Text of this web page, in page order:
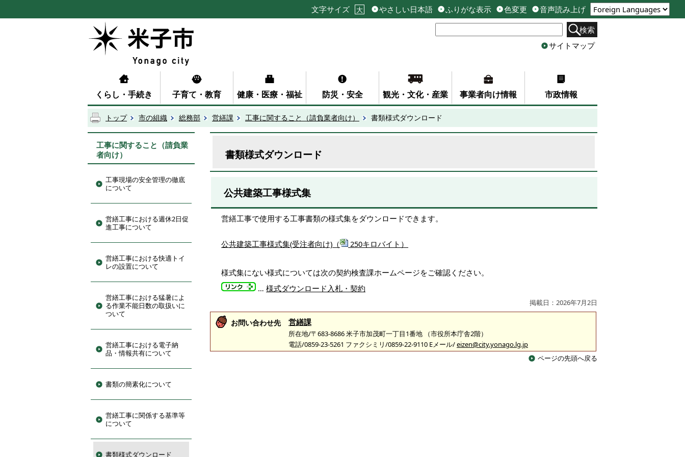
文字サイズ 大 やさしい日本語 ふりがな表示 色変更
音声読み上げ
検索
サイトマップ
くらし・手続き 子育て・教育 健康・医療・福祉 防災・安全 観光・文化・産業 事業者向け情報 市政情報
トップ 市の組織 総務部 営繕課 工事に関すること（請負業者向け） 書類様式ダウンロード
工事に関すること（請負業
者向け）
工事現場の安全管理の徹底
について
営繕工事における週休2日促
進工事について
営繕工事における快適トイ
レの設置について
営繕工事における猛暑によ
る作業不能日数の取扱いに
ついて
営繕工事における電子納
品・情報共有について
書類の簡素化について
営繕工事に関係する基準等
について
書類様式ダウンロード
書類様式ダウンロード
公共建築工事様式集
営繕工事で使用する工事書類の様式集をダウンロードできます。
公共建築工事様式集(受注者向け)（ 250キロバイト）
様式集にない様式については次の契約検査課ホームページをご確認ください。
… 様式ダウンロード入札・契約
掲載日：2026年7月2日
お問い合わせ先 営繕課
所在地/〒683-8686 米子市加茂町一丁目1番地 （市役所本庁舎2階）
電話/0859-23-5261 ファクシミリ/0859-22-9110 Eメール/eizen@city.yonago.lg.jp
ページの先頭へ戻る